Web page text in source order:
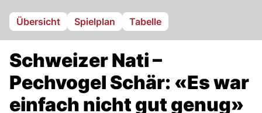
Übersicht Spielplan Tabelle
Schweizer Nati –
Pechvogel Schär: «Es war
einfach nicht gut genug»